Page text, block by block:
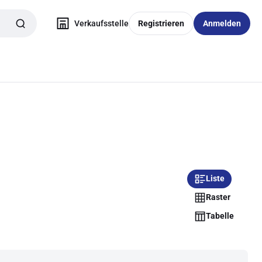
Verkaufsstelle Registrieren Anmelden
Liste
Raster
Tabelle